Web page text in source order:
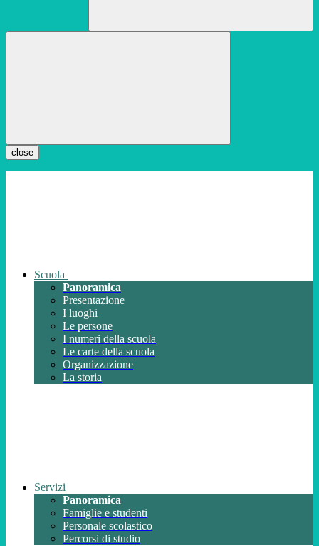
close
Scuola
Panoramica
Presentazione
I luoghi
Le persone
I numeri della scuola
Le carte della scuola
Organizzazione
La storia
Servizi
Panoramica
Famiglie e studenti
Personale scolastico
Percorsi di studio